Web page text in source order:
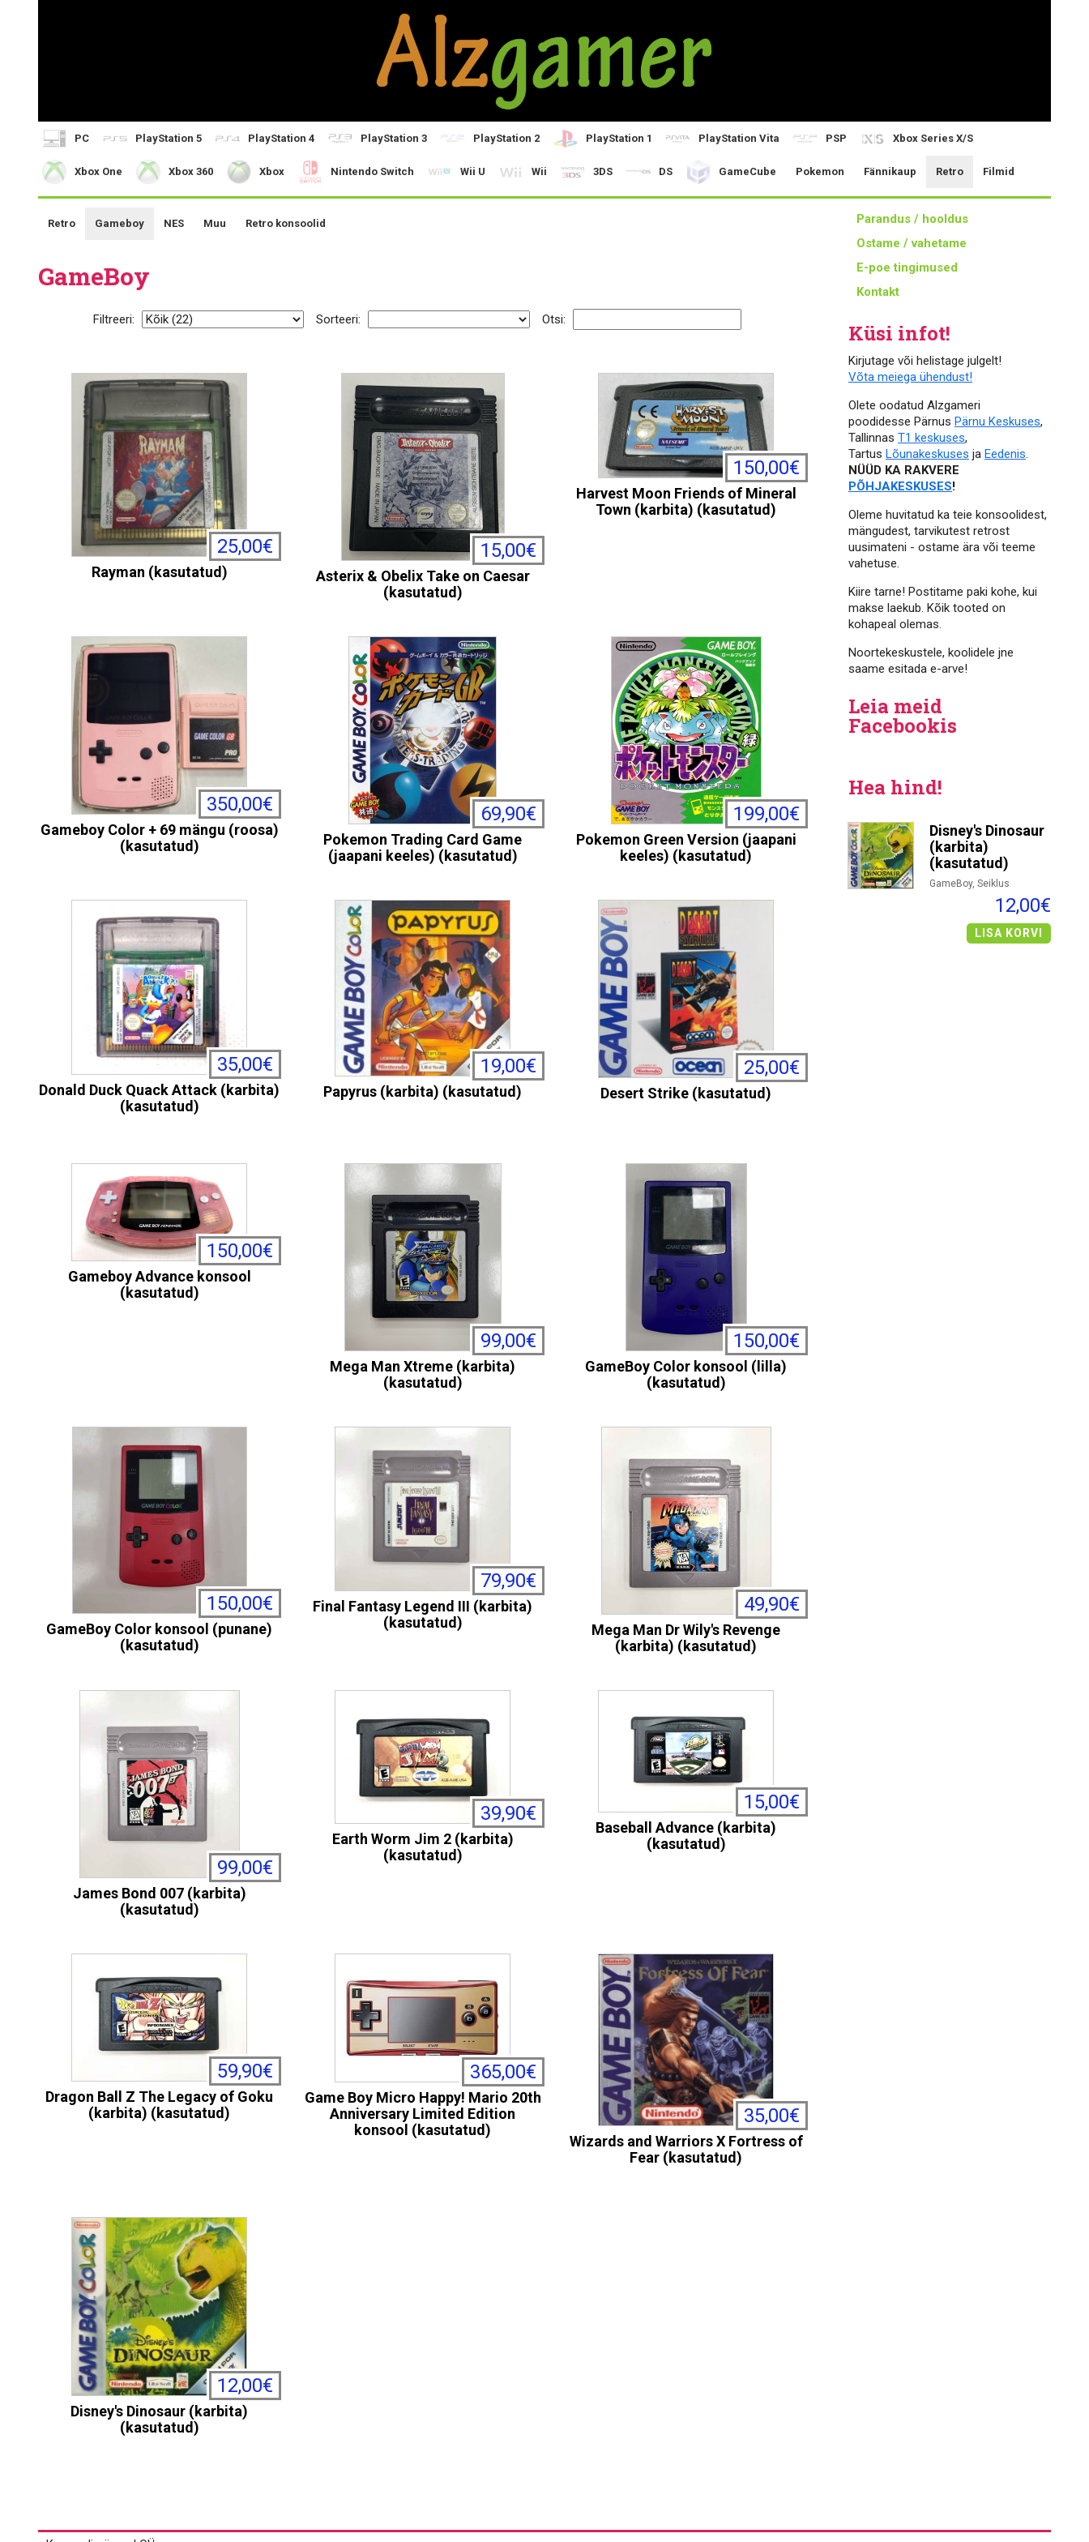
PC PlayStation 5 PlayStation 4 PlayStation 3 PlayStation 2 PlayStation 1 PlayStation Vita PSP Xbox Series X/S
Xbox One Xbox 360 Xbox Nintendo Switch Wii U Wii 3DS DS GameCube Pokemon Fännikaup Retro Filmid
Parandus / hooldus
Ostame / vahetame
E-poe tingimused
Kontakt
Küsi infot!
Kirjutage või helistage julgelt!
Võta meiega ühendust!
Olete oodatud Alzgameri
poodidesse Pärnus Pärnu Keskuses,
Tallinnas T1 keskuses,
Tartus Lõunakeskuses ja Eedenis.
NÜÜD KA RAKVERE
PÕHJAKESKUSES!
Oleme huvitatud ka teie konsoolidest,
mängudest, tarvikutest retrost
uusimateni - ostame ära või teeme
vahetuse.
Kiire tarne! Postitame paki kohe, kui
makse laekub. Kõik tooted on
kohapeal olemas.
Noortekeskustele, koolidele jne
saame esitada e-arve!
Leia meid
Facebookis
Hea hind!
Disney's Dinosaur
(karbita)
(kasutatud)
GameBoy, Seiklus
12,00€
LISA KORVI
Retro Gameboy NES Muu Retro konsoolid
GameBoy
Filtreeri: Sorteeri: Otsi:
25,00€
Rayman (kasutatud)
15,00€
Asterix & Obelix Take on Caesar
(kasutatud)
150,00€
Harvest Moon Friends of Mineral
Town (karbita) (kasutatud)
350,00€
Gameboy Color + 69 mängu (roosa)
(kasutatud)
69,90€
Pokemon Trading Card Game
(jaapani keeles) (kasutatud)
199,00€
Pokemon Green Version (jaapani
keeles) (kasutatud)
35,00€
Donald Duck Quack Attack (karbita)
(kasutatud)
19,00€
Papyrus (karbita) (kasutatud)
25,00€
Desert Strike (kasutatud)
150,00€
Gameboy Advance konsool
(kasutatud)
99,00€
Mega Man Xtreme (karbita)
(kasutatud)
150,00€
GameBoy Color konsool (lilla)
(kasutatud)
150,00€
GameBoy Color konsool (punane)
(kasutatud)
79,90€
Final Fantasy Legend III (karbita)
(kasutatud)
49,90€
Mega Man Dr Wily's Revenge
(karbita) (kasutatud)
99,00€
James Bond 007 (karbita)
(kasutatud)
39,90€
Earth Worm Jim 2 (karbita)
(kasutatud)
15,00€
Baseball Advance (karbita)
(kasutatud)
59,90€
Dragon Ball Z The Legacy of Goku
(karbita) (kasutatud)
365,00€
Game Boy Micro Happy! Mario 20th
Anniversary Limited Edition
konsool (kasutatud)
35,00€
Wizards and Warriors X Fortress of
Fear (kasutatud)
12,00€
Disney's Dinosaur (karbita)
(kasutatud)